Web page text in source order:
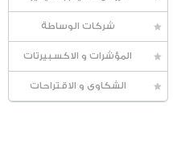
شركات الوساطة
المؤشرات و الاكسبيرتات
الشكاوى و الاقتراحات